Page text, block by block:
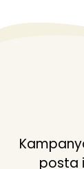
posta